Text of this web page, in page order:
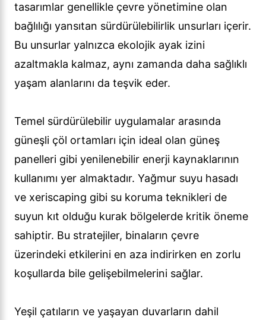
tasarımlar genellikle çevre yönetimine olan
bağlılığı yansıtan sürdürülebilirlik unsurları içerir.
Bu unsurlar yalnızca ekolojik ayak izini
azaltmakla kalmaz, aynı zamanda daha sağlıklı
yaşam alanlarını da teşvik eder.
Temel sürdürülebilir uygulamalar arasında
güneşli çöl ortamları için ideal olan güneş
panelleri gibi yenilenebilir enerji kaynaklarının
kullanımı yer almaktadır. Yağmur suyu hasadı
ve xeriscaping gibi su koruma teknikleri de
suyun kıt olduğu kurak bölgelerde kritik öneme
sahiptir. Bu stratejiler, binaların çevre
üzerindeki etkilerini en aza indirirken en zorlu
koşullarda bile gelişebilmelerini sağlar.
Yeşil çatıların ve yaşayan duvarların dahil